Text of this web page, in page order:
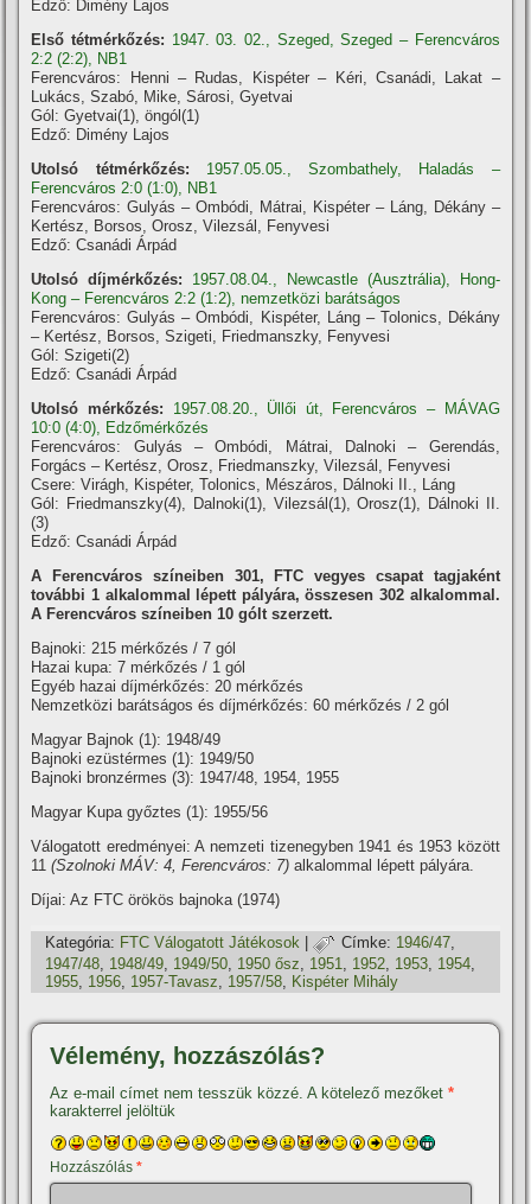
Edző: Dimény Lajos
Első tétmérkőzés: 1947. 03. 02., Szeged, Szeged – Ferencváros
2:2 (2:2), NB1
Ferencváros: Henni – Rudas, Kispéter – Kéri, Csanádi, Lakat –
Lukács, Szabó, Mike, Sárosi, Gyetvai
Gól: Gyetvai(1), öngól(1)
Edző: Dimény Lajos
Utolsó tétmérkőzés:
1957.05.05., Szombathely, Haladás –
Ferencváros 2:0 (1:0), NB1
Ferencváros: Gulyás – Ombódi, Mátrai, Kispéter – Láng, Dékány –
Kertész, Borsos, Orosz, Vilezsál, Fenyvesi
Edző: Csanádi Árpád
Utolsó díjmérkőzés:
1957.08.04., Newcastle (Ausztrália), Hong-
Kong – Ferencváros 2:2 (1:2), nemzetközi barátságos
Ferencváros: Gulyás – Ombódi, Kispéter, Láng – Tolonics, Dékány
– Kertész, Borsos, Szigeti, Friedmanszky, Fenyvesi
Gól: Szigeti(2)
Edző: Csanádi Árpád
Utolsó mérkőzés:
1957.08.20., Üllői út, Ferencváros – MÁVAG
10:0 (4:0), Edzőmérkőzés
Ferencváros: Gulyás – Ombódi, Mátrai, Dalnoki – Gerendás,
Forgács – Kertész, Orosz, Friedmanszky, Vilezsál, Fenyvesi
Csere: Virágh, Kispéter, Tolonics, Mészáros, Dálnoki II., Láng
Gól: Friedmanszky(4), Dalnoki(1), Vilezsál(1), Orosz(1), Dálnoki II.
(3)
Edző: Csanádi Árpád
A Ferencváros szí­neiben 301, FTC vegyes csapat tagjaként
további 1 alkalommal lépett pályára, összesen 302 alkalommal.
A Ferencváros szí­neiben 10 gólt szerzett.
Bajnoki: 215 mérkőzés / 7 gól
Hazai kupa: 7 mérkőzés / 1 gól
Egyéb hazai dí­jmérkőzés: 20 mérkőzés
Nemzetközi barátságos és dí­jmérkőzés: 60 mérkőzés / 2 gól
Magyar Bajnok (1): 1948/49
Bajnoki ezüstérmes (1): 1949/50
Bajnoki bronzérmes (3): 1947/48, 1954, 1955
Magyar Kupa győztes (1): 1955/56
Válogatott eredményei: A nemzeti tizenegyben 1941 és 1953 között
11(Szolnoki MÁV: 4, Ferencváros: 7) alkalommal lépett pályára.
Dí­jai: Az FTC örökös bajnoka (1974)
Kategória: FTC Válogatott Játékosok | Címke: 1946/47,
1947/48, 1948/49, 1949/50, 1950 ősz, 1951, 1952, 1953, 1954,
1955, 1956, 1957-Tavasz, 1957/58, Kispéter Mihály
Vélemény, hozzászólás?
Az e-mail címet nem tesszük közzé. A kötelező mezőket*
karakterrel jelöltük
Hozzászólás*